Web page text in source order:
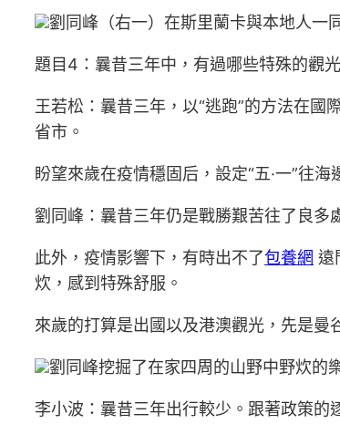
劉同峰（右一）在斯里蘭卡與本地人一
題目4：曩昔三年中，有過哪些特殊的觀
王若松：曩昔三年，以“逃跑”的方法在
省市。
盼望來歲在疫情穩固后，設定“五·一”往
劉同峰：曩昔三年仍是戰勝艱苦往了良多
此外，疫情影響下，有時出不了包養網 遠
炊，感到特殊舒服。
來歲的打算是出國以及港澳觀光，先是曼
劉同峰挖掘了在家四周的山野中野炊的
李小波：曩昔三年出行較少。跟著政策的